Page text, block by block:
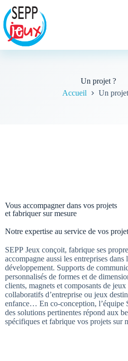
Un projet ?
Accueil
Un
Vous accompagner dans vos projets
et fabriquer sur mesure
Notre expertise au service de vos
SEPP Jeux conçoit, fabrique ses
accompagne aussi les entreprises dans
développement. Supports de
personnalisés de formes et de
clients, magnets et composants de
collaboratifs d’entreprise ou jeux
enfance… En co-conception, l’équipe SEPP Jeux propose
des solutions pertinentes répond aux
spécifiques et fabrique vos projets sur